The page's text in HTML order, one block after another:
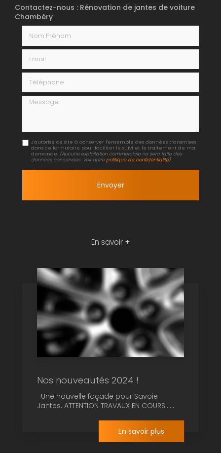
Contactez-nous : Rénovation de jantes de voiture
Chambéry
Message
J'autorise ce site à conserver l'ensemble des données transmises
dans ce formulaire pour faciliter le suivi et le traitement de ma
demande. (Aucune exploitation commerciale ne sera faite des
données concervées. Voir notrepolitique de confidentialité)
En savoir +
Nos nouveautés 2024 !
Une nouvelle façade pour Savoie
Jantes. ATTENTION TRAVAUX EN COURS......
En savoir plus